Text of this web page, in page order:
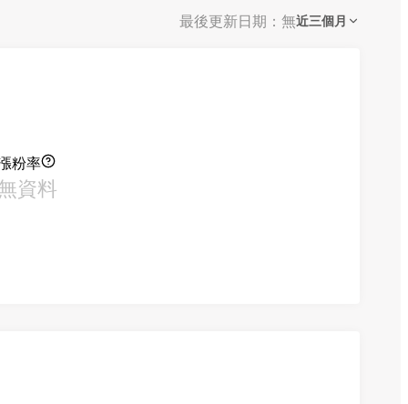
最後更新日期：無近三個月
粉率
資料